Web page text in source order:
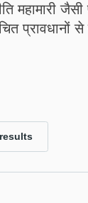
महामारी जैसी
प्रावधानों